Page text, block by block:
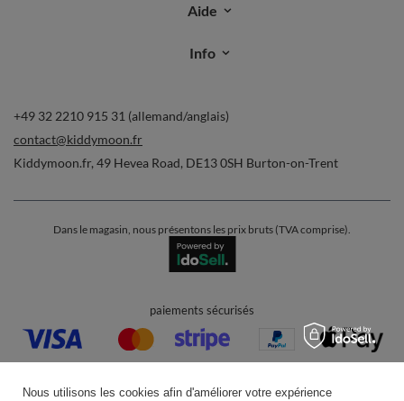
Aide
Info
+49 32 2210 915 31 (allemand/anglais)
contact@kiddymoon.fr
Kiddymoon.fr, 49 Hevea Road, DE13 0SH Burton-on-Trent
Dans le magasin, nous présentons les prix bruts (TVA comprise).
paiements sécurisés
Nous utilisons les cookies afin d'améliorer votre expérience